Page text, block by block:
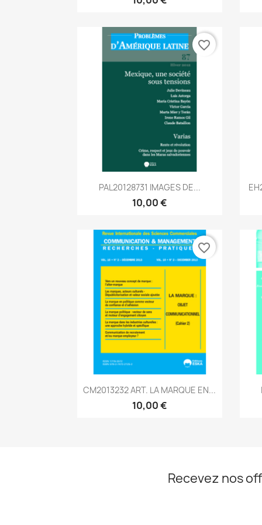
Aperçu rapide
PAL20128731 IMAGES DE...
10,00 €
favorite_border
Aperçu rapide
CM2013232 ART. LA MARQUE EN...
10,00 €
favorite_border
Recevez nos